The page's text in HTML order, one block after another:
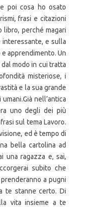
poi cosa ho osato
frasi e citazioni
perché magari
interessante, e sulla
apprendimento. Un
modo in cui tratta
misteriose, i
e la sua grande
nell’antica
uno degli dei più
sul tema Lavoro.
ed è tempo di
bella cartolina ad
una ragazza e, sai,
subito che
a pugni
te stanne certo. Di
vita insieme a te